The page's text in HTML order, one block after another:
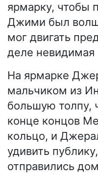
ярмарку, чтобы
Джими был
мог двигать
деле невидимая
На ярмарке
мальчиком из
большую толпу,
конце концов
кольцо, и
удивить
отправились